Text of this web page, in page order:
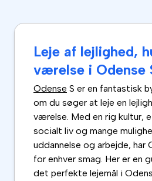
Leje af lejlighed,
værelse i Odense
Odense S er en fantastisk
om du søger at leje en
værelse. Med en rig kultur,
socialt liv og mange
uddannelse og arbejde, har
for enhver smag. Her er en
det perfekte lejemål i